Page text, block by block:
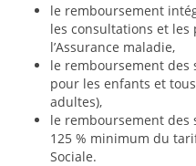
le remboursement
les consultations et
l’Assurance maladie,
le remboursement des
pour les enfants et
adultes),
le remboursement des
125 % minimum du
Sociale.